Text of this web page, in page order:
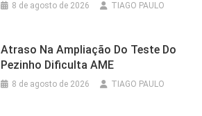
8 de agosto de 2026 TIAGO PAULO
Atraso Na Ampliação Do Teste Do
Pezinho Dificulta AME
8 de agosto de 2026 TIAGO PAULO